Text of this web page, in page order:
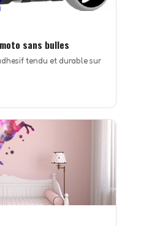
sans bulles
tendu et durable sur